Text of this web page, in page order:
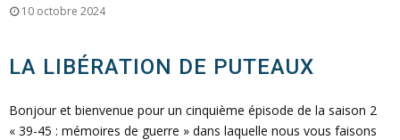
10 octobre 2024
LA LIBÉRATION DE PUTEAUX
Bonjour et bienvenue pour un cinquième épisode de la saison 2
« 39-45 : mémoires de guerre » dans laquelle nous vous faisons